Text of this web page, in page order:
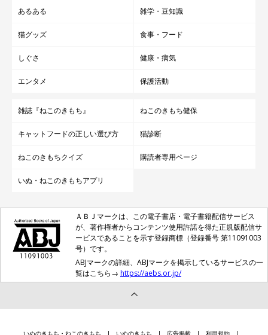
あるある 雑学・豆知識
猫グッズ 食事・フード
しぐさ 健康・病気
エンタメ 保護活動
雑誌『ねこのきもち』 ねこのきもち健保
キャットフードの正しい選び方 猫診断
ねこのきもちクイズ 購読者専用ページ
いぬ・ねこのきもちアプリ
ＡＢＪマークは、この電子書店・電子書籍配信サービス
が、著作権者からコンテンツ使用許諾を得た正規版配信サ
ービスであることを示す登録商標（登録番号 第11091003
号）です。
ABJマークの詳細、ABJマークを掲示しているサービスの一
覧はこちら→ https://aebs.or.jp/
いぬのきもち・ねこのきもち いぬのきもち 広告掲載 利用規約